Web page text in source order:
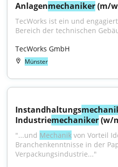
Anlagenmechaniker (m/
TecWorks ist ein und
Bereich der technischen
TecWorks GmbH
Münster
Instandhaltungs
Industriemechaniker (w/
"...und Mechanik von Vorteil
Branchenkenntnisse in der
Verpackungsindustrie..."